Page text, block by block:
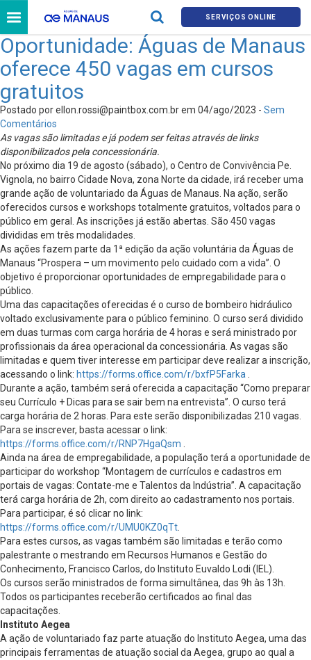
SERVIÇOS ONLINE
Oportunidade: Águas de Manaus
oferece 450 vagas em cursos
gratuitos
Postado porellon.rossi@paintbox.com.brem 04/ago/2023 - Sem
Comentários
As vagas são limitadas e já podem ser feitas através de links
disponibilizados pela concessionária.
No próximo dia 19 de agosto (sábado), o Centro de Convivência Pe.
Vignola, no bairro Cidade Nova, zona Norte da cidade, irá receber uma
grande ação de voluntariado da Águas de Manaus. Na ação, serão
oferecidos cursos e workshops totalmente gratuitos, voltados para o
público em geral. As inscrições já estão abertas. São 450 vagas
divididas em três modalidades.
As ações fazem parte da 1ª edição da ação voluntária da Águas de
Manaus “Prospera – um movimento pelo cuidado com a vida”. O
objetivo é proporcionar oportunidades de empregabilidade para o
público.
Uma das capacitações oferecidas é o curso de bombeiro hidráulico
voltado exclusivamente para o público feminino. O curso será dividido
em duas turmas com carga horária de 4 horas e será ministrado por
profissionais da área operacional da concessionária. As vagas são
limitadas e quem tiver interesse em participar deve realizar a inscrição,
acessando o link: https://forms.office.com/r/bxfP5Farka
Durante a ação, também será oferecida a capacitação “Como preparar
seu Currículo + Dicas para se sair bem na entrevista”. O curso terá
carga horária de 2 horas. Para este serão disponibilizadas 210 vagas.
Para se inscrever, basta acessar o link:
https://forms.office.com/r/RNP7HgaQsm
Ainda na área de empregabilidade, a população terá a oportunidade de
participar do workshop “Montagem de currículos e cadastros em
portais de vagas: Contate-me e Talentos da Indústria”. A capacitação
terá carga horária de 2h, com direito ao cadastramento nos portais.
Para participar, é só clicar no link:
https://forms.office.com/r/UMU0KZ0qTt
Para estes cursos, as vagas também são limitadas e terão como
palestrante o mestrando em Recursos Humanos e Gestão do
Conhecimento, Francisco Carlos, do Instituto Euvaldo Lodi (IEL).
Os cursos serão ministrados de forma simultânea, das 9h às 13h.
Todos os participantes receberão certificados ao final das
capacitações.
Instituto Aegea
A ação de voluntariado faz parte atuação do Instituto Aegea, uma das
principais ferramentas de atuação social da Aegea, grupo ao qual a